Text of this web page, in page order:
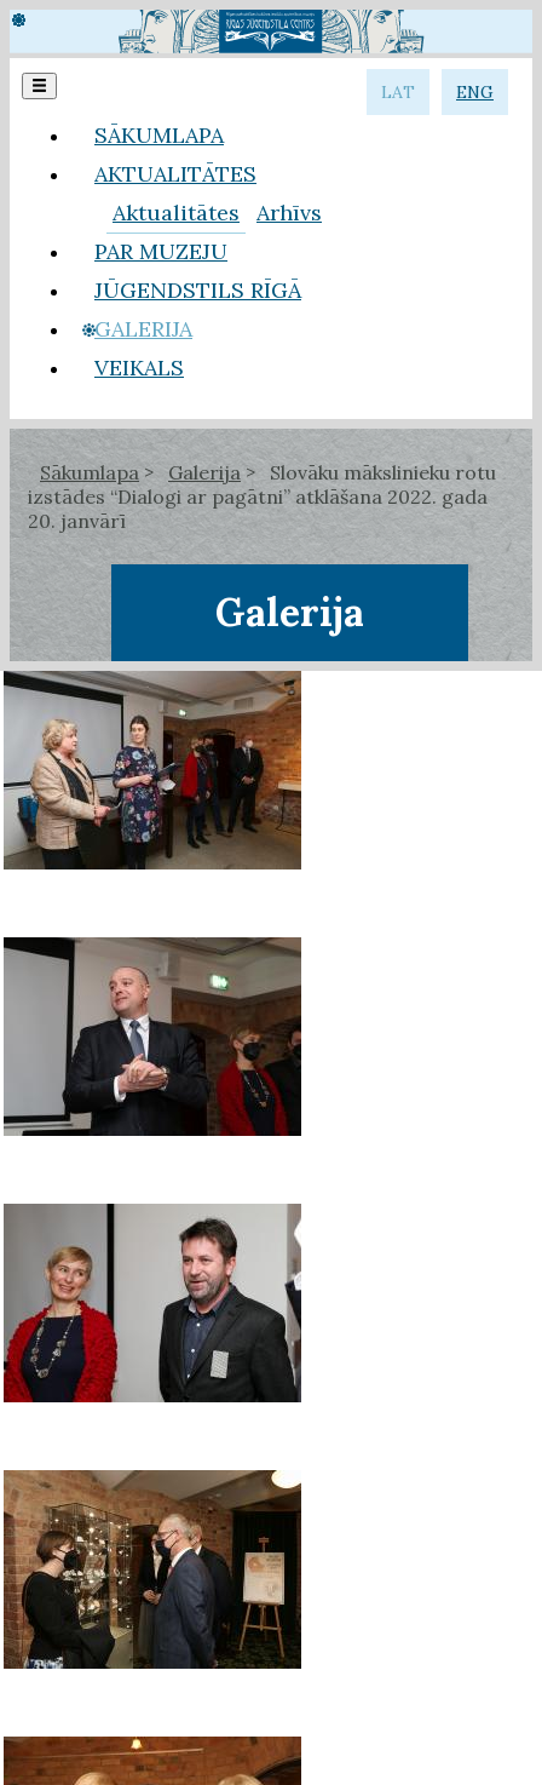
SĀKUMLAPA
AKTUALITĀTES
Aktualitātes
Arhīvs
PAR MUZEJU
JŪGENDSTILS RĪGĀ
GALERIJA
VEIKALS
LAT ENG
Sākumlapa Galerija
Slovāku mākslinieku rotu
izstādes “Dialogi ar pagātni” atklāšana 2022. gada
20. janvārī
Galerija